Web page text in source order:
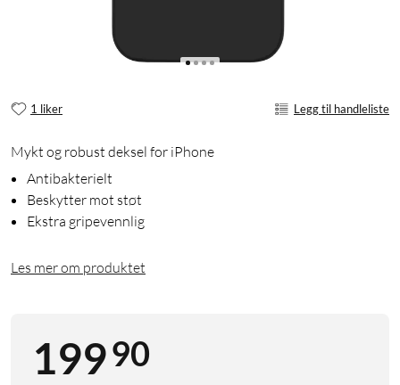
1 liker Legg til handleliste
Mykt og robust deksel for iPhone
Antibakterielt
Beskytter mot støt
Ekstra gripevennlig
Les mer om produktet
19990